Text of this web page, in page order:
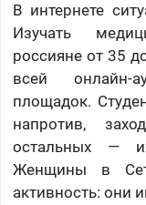
В интернете
Изучать
россияне от 35
всей онлайн-
площадок.
напротив,
остальных —
Женщины в
активность: они